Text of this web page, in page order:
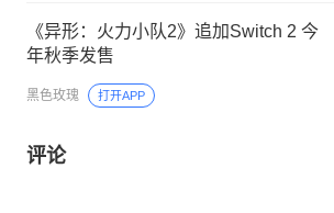
《异形：火力小队2》追加Switch 2 今
年秋季发售
黑色玫瑰 打开APP
评论